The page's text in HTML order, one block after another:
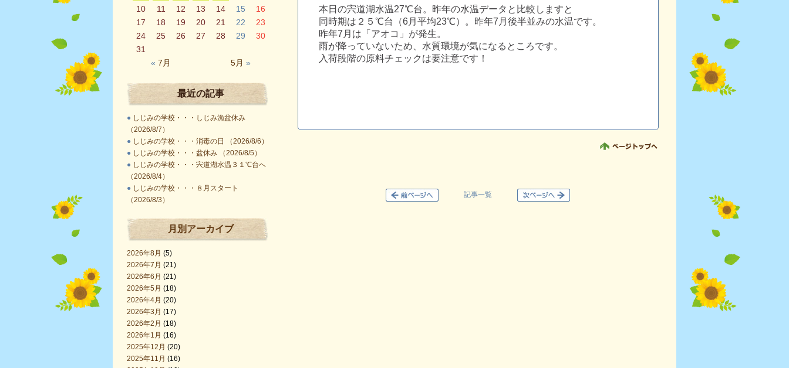
« 7月 5月 »
10
11 12 13 14 15
16
17
18 19 20 21 22
23
24
25 26 27 28 29
30
31
最近の記事
● しじみの学校・・・しじみ漁盆休み
（2026/8/7）
● しじみの学校・・・消毒の日 （2026/8/6）
● しじみの学校・・・盆休み （2026/8/5）
● しじみの学校・・・宍道湖水温３１℃台へ
（2026/8/4）
● しじみの学校・・・８月スタート
（2026/8/3）
月別アーカイブ
2026年8月 (5)
2026年7月 (21)
2026年6月 (21)
2026年5月 (18)
2026年4月 (20)
2026年3月 (17)
2026年2月 (18)
2026年1月 (16)
2025年12月 (20)
2025年11月 (16)
本日の宍道湖水温27℃台。昨年の水温データと比較しますと
同時期は２５℃台（6月平均23℃）。昨年7月後半並みの水温です。
昨年7月は「アオコ」が発生。
雨が降っていないため、水質環境が気になるところです。
入荷段階の原料チェックは要注意です！
記事一覧